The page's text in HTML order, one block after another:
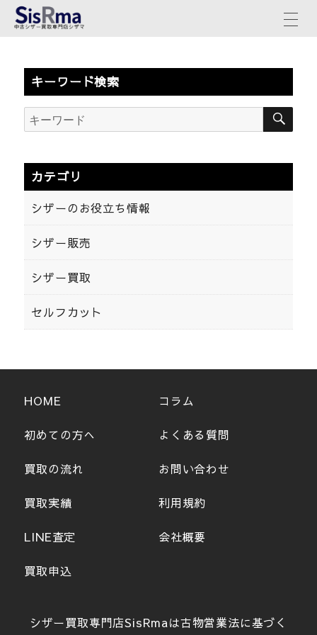
キーワード検索
検
索:
検
カテゴリ
シザーのお役立ち情報
シザー販売
シザー買取
セルフカット
HOME
初めての方へ
買取の流れ
買取実績
LINE査定
買取申込
コラム
よくある質問
お問い合わせ
利用規約
会社概要
シザー買取専門店SisRmaは古物営業法に基づく